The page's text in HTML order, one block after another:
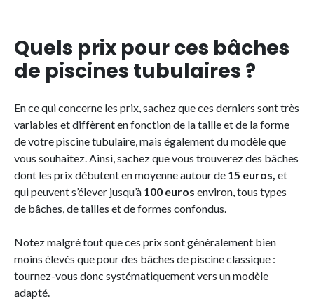
Quels prix pour ces bâches
de piscines tubulaires ?
En ce qui concerne les prix, sachez que ces derniers sont très
variables et diffèrent en fonction de la taille et de la forme
de votre piscine tubulaire, mais également du modèle que
vous souhaitez. Ainsi, sachez que vous trouverez des bâches
dont les prix débutent en moyenne autour de 15 euros, et
qui peuvent s’élever jusqu’à 100 euros environ, tous types
de bâches, de tailles et de formes confondus.
Notez malgré tout que ces prix sont généralement bien
moins élevés que pour des bâches de piscine classique :
tournez-vous donc systématiquement vers un modèle
adapté.